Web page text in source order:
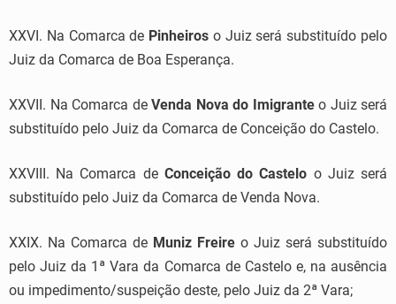
XXVI. Na Comarca de Pinheiros o Juiz será substituído pelo
Juiz da Comarca de Boa Esperança.
XXVII. Na Comarca de Venda Nova do Imigranteo Juiz será
substituído pelo Juiz da Comarca de Conceição do Castelo.
XXVIII. Na Comarca de Conceição do Castelo o Juiz será
substituído pelo Juiz da Comarca de Venda Nova.
XXIX. Na Comarca de Muniz Freire o Juiz será substituído
pelo Juiz da 1ª Vara da Comarca de Castelo e, na ausência
ou impedimento/suspeição deste, pelo Juiz da 2ª Vara;